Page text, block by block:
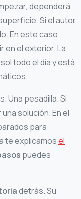
dependerá
Si el autor
En este caso
en el exterior. La
todo el día y está
Una pesadilla. Si
solución. En el
para
te explicamosel
puedes
detrás. Su